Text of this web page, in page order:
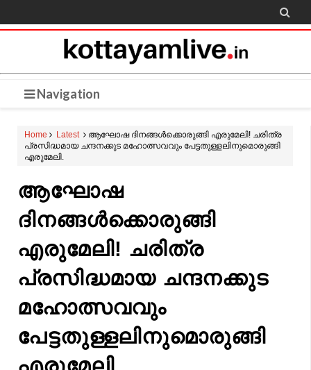

Navigation
Home Latest
ആഘോഷ ദിനങ്ങൾക്കൊരുങ്ങി എരുമേലി! ചരിത്ര
പ്രസിദ്ധമായ ചന്ദനക്കുട മഹോത്സവവും പേട്ടതുള്ളലിനുമൊരുങ്ങി
എരുമേലി.
ആഘോഷ
ദിനങ്ങൾക്കൊരുങ്ങി
എരുമേലി! ചരിത്ര
പ്രസിദ്ധമായ ചന്ദനക്കുട
മഹോത്സവവും
പേട്ടതുള്ളലിനുമൊരുങ്ങി